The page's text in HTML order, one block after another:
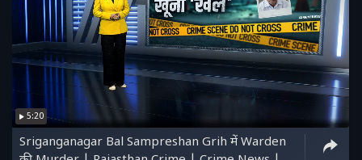
5:20
Sriganganagar Bal Sampreshan Grih में Warden